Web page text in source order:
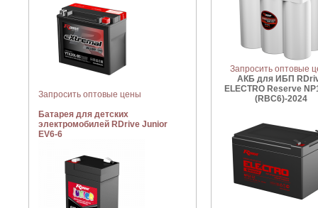
Запросить оптовые цены
Батарея для детских
электромобилей RDrive Junior
EV6-6
Запросить оптовые
АКБ для ИБП
ELECTRO Reserve
(RBC6)-2024